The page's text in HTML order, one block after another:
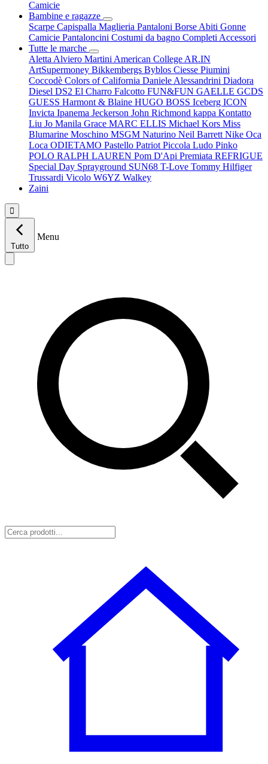
Camicie
Bambine e ragazze
Scarpe Capispalla Maglieria Pantaloni Borse Abiti Gonne
Camicie Pantaloncini Costumi da bagno Completi Accessori
Tutte le marche
Aletta Alviero Martini American College AR.IN
ArtSupermoney Bikkembergs Byblos Ciesse Piumini
Coccodè Colors of California Daniele Alessandrini Diadora
Diesel DS2 El Charro Falcotto FUN&FUN GAELLE GCDS
GUESS Harmont & Blaine HUGO BOSS Iceberg ICON
Invicta Ipanema Jeckerson John Richmond kappa Kontatto
Liu Jo Manila Grace MARC ELLIS Michael Kors Miss
Blumarine Moschino MSGM Naturino Neil Barrett Nike Oca
Loca ODIETAMO Pastello Patriot Piccola Ludo Pinko
POLO RALPH LAUREN Pom D'Api Premiata REFRIGUE
Special Day Sprayground SUN68 T-Love Tommy Hilfiger
Trussardi Vicolo W6YZ Walkey
Zaini

Tutto
Menu